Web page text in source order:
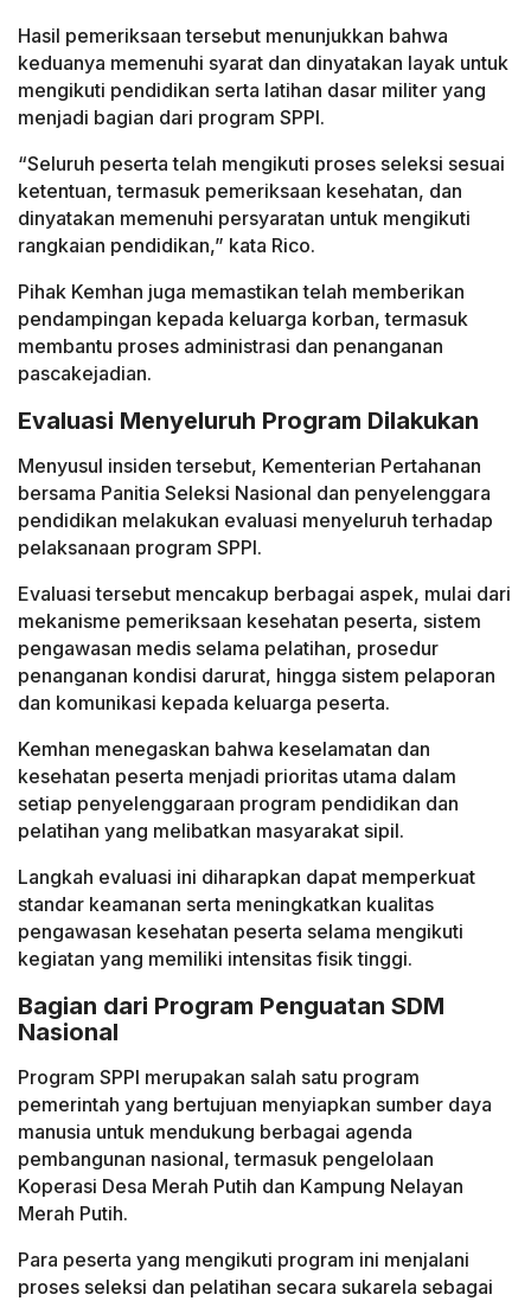
Hasil pemeriksaan tersebut menunjukkan bahwa
keduanya memenuhi syarat dan dinyatakan layak untuk
mengikuti pendidikan serta latihan dasar militer yang
menjadi bagian dari program SPPI.
“Seluruh peserta telah mengikuti proses seleksi sesuai
ketentuan, termasuk pemeriksaan kesehatan, dan
dinyatakan memenuhi persyaratan untuk mengikuti
rangkaian pendidikan,” kata Rico.
Pihak Kemhan juga memastikan telah memberikan
pendampingan kepada keluarga korban, termasuk
membantu proses administrasi dan penanganan
pascakejadian.
Evaluasi Menyeluruh Program Dilakukan
Menyusul insiden tersebut, Kementerian Pertahanan
bersama Panitia Seleksi Nasional dan penyelenggara
pendidikan melakukan evaluasi menyeluruh terhadap
pelaksanaan program SPPI.
Evaluasi tersebut mencakup berbagai aspek, mulai dari
mekanisme pemeriksaan kesehatan peserta, sistem
pengawasan medis selama pelatihan, prosedur
penanganan kondisi darurat, hingga sistem pelaporan
dan komunikasi kepada keluarga peserta.
Kemhan menegaskan bahwa keselamatan dan
kesehatan peserta menjadi prioritas utama dalam
setiap penyelenggaraan program pendidikan dan
pelatihan yang melibatkan masyarakat sipil.
Langkah evaluasi ini diharapkan dapat memperkuat
standar keamanan serta meningkatkan kualitas
pengawasan kesehatan peserta selama mengikuti
kegiatan yang memiliki intensitas fisik tinggi.
Bagian dari Program Penguatan SDM
Nasional
Program SPPI merupakan salah satu program
pemerintah yang bertujuan menyiapkan sumber daya
manusia untuk mendukung berbagai agenda
pembangunan nasional, termasuk pengelolaan
Koperasi Desa Merah Putih dan Kampung Nelayan
Merah Putih.
Para peserta yang mengikuti program ini menjalani
proses seleksi dan pelatihan secara sukarela sebagai